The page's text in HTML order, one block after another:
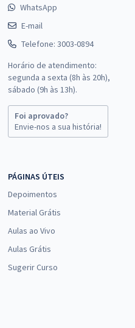
WhatsApp
E-mail
Telefone: 3003-0894
Horário de atendimento:
segunda a sexta (8h às 20h),
sábado (9h às 13h).
Foi aprovado?
Envie-nos a sua história!
PÁGINAS ÚTEIS
Depoimentos
Material Grátis
Aulas ao Vivo
Aulas Grátis
Sugerir Curso